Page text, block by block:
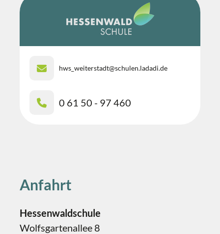
hws_weiterstadt@schulen.ladadi.de
0 61 50 - 97 460
Anfahrt
Hessenwaldschule
Wolfsgartenallee 8